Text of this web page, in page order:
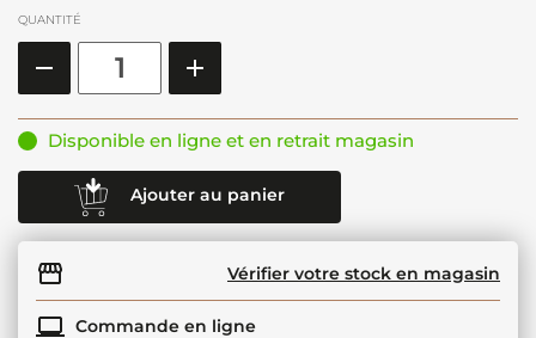
QUANTITÉ
Disponible en ligne et en retrait magasin
Ajouter au panier
Vérifier votre stock en magasin
Commande en ligne